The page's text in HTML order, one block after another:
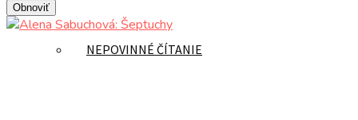
NEPOVINNÉ ČÍTANIE
Obnoviť